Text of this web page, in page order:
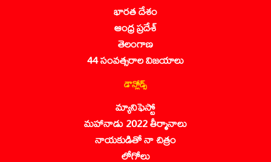
భారత దేశం
ఆంధ్ర ప్రదేశ్
తెలంగాణ
44 సంవత్సరాల విజయాలు
డౌన్లోడ్స్
మ్యానిఫెస్టో
మహానాడు 2022 తీర్మానాలు
నాయకుడితో నా చిత్రం
లోగోలు